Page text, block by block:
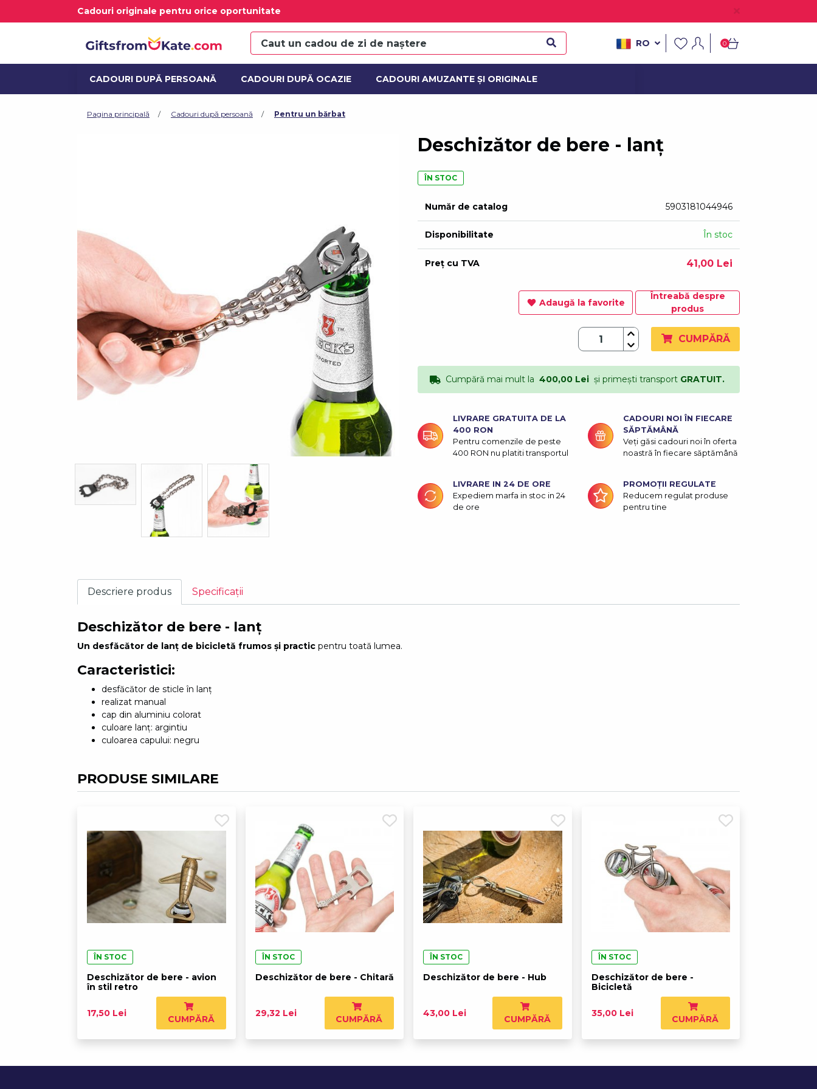
Cadouri originale pentru orice oportunitate
RO 0
CADOURI DUPĂ PERSOANĂ CADOURI DUPĂ OCAZIE CADOURI AMUZANTE ȘI ORIGINALE
OTTHON ÉS DEKORÁCIÓ ALCOOL ȘI SETURI CADOU
Pagina principală Cadouri după persoană Pentru un bărbat
Deschizător de bere - lanț
ÎN STOC
Număr de catalog 5903181044946
Disponibilitate În stoc
Preț cu TVA 41,00 Lei
Adaugă la favorite
Întreabă despre
produs
CUMPĂRĂ
Cumpără mai mult la 400,00 Lei și primești transport GRATUIT.
LIVRARE GRATUITA DE LA
400 RON
Pentru comenzile de peste
400 RON nu platiti transportul
CADOURI NOI ÎN FIECARE
SĂPTĂMÂNĂ
Veți găsi cadouri noi în oferta
noastră în fiecare săptămână
LIVRARE IN 24 DE ORE
Expediem marfa in stoc in 24
de ore
PROMOȚII REGULATE
Reducem regulat produse
pentru tine
Descriere produs Specificații
Deschizător de bere - lanț
Un desfăcător de lanț de bicicletă frumos și practic pentru toată lumea.
Caracteristici:
desfăcător de sticle în lanț
realizat manual
cap din aluminiu colorat
culoare lanț: argintiu
culoarea capului: negru
PRODUSE SIMILARE
ÎN STOC
Deschizător de bere - avion
în stil retro
17,50 Lei
CUMPĂRĂ
ÎN STOC
Deschizător de bere - Chitară
29,32 Lei
CUMPĂRĂ
ÎN STOC
Deschizător de bere - Hub
43,00 Lei
CUMPĂRĂ
ÎN STOC
Deschizător de bere -
Bicicletă
35,00 Lei
CUMPĂRĂ